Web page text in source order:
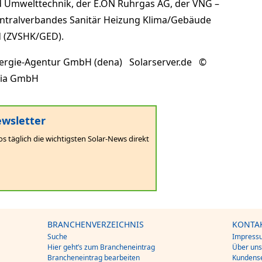
der E.ON Ruhrgas AG, der VNG –
Sanitär Heizung Klima/Gebäude
GED).
Agentur GmbH (dena) Solarserver.de ©
GmbH
täglich die wichtigsten Solar-News direkt
BRANCHENVERZEICHNIS
Suche
Hier geht’s zum Brancheneintrag
Brancheneintrag bearbeiten
Über uns